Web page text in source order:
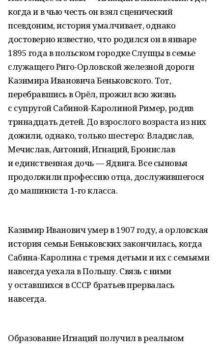
когда и в чью честь он взял сценический
псевдоним, история умалчивает, однако
достоверно известно, что родился он в январе
1895 года в польском городке Слупцы в семье
служащего Риго-Орловской железной дороги
Казимира Ивановича Беньковского. Тот,
перебравшись в Орёл, прожил всю жизнь
с супругой Сабиной-Каролиной Ример, родив
тринадцать детей. До взрослого возраста из них
дожили, однако, только шестеро: Владислав,
Мечислав, Антоний, Игнаций, Бронислав
и единственная дочь — Ядвига. Все сыновья
продолжили профессию отца, дослужившегося
до машиниста 1‑го класса.
Казимир Иванович умер в 1907 году, а орловская
история семьи Беньковских закончилась, когда
Сабина-Каролина с тремя детьми и их с семьями
навсегда уехала в Польшу. Связь с ними
у оставшихся в СССР братьев прервалась
навсегда.
Образование Игнаций получил в реальном